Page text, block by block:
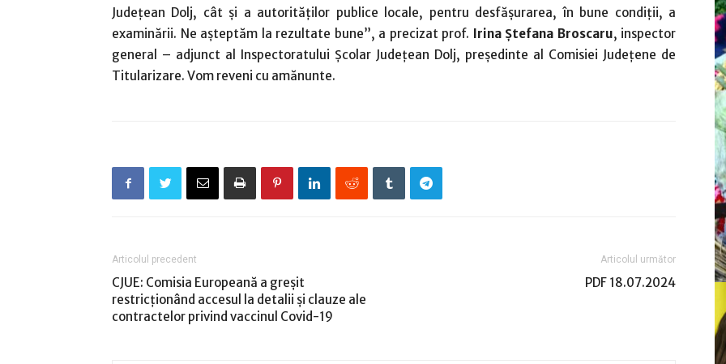
Judeţean Dolj, cât şi a autorităţilor publice locale, pentru desfăşurarea, în bune condiţii, a
examinării. Ne aşteptăm la rezultate bune”, a precizat prof. Irina Ştefana Broscaru, inspector
general – adjunct al Inspectoratului Şcolar Judeţean Dolj, preşedinte al Comisiei Judeţene de
Titularizare. Vom reveni cu amănunte.
Articolul precedent
CJUE: Comisia Europeană a greşit
restricţionând accesul la detalii şi clauze ale
contractelor privind vaccinul Covid-19
Articolul următor
PDF 18.07.2024